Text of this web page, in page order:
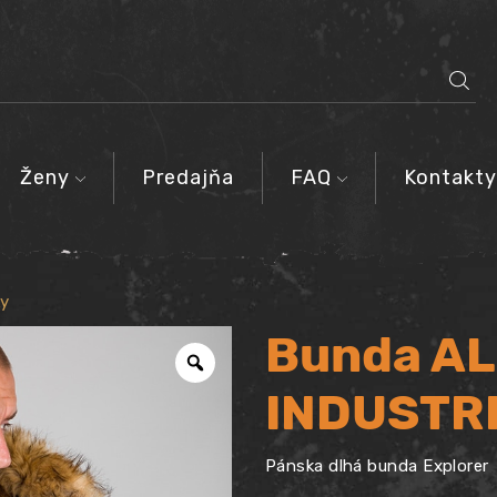
Ženy Predajňa FAQ Kontakty
Bunda
Pánska dlhá bunda Explorer